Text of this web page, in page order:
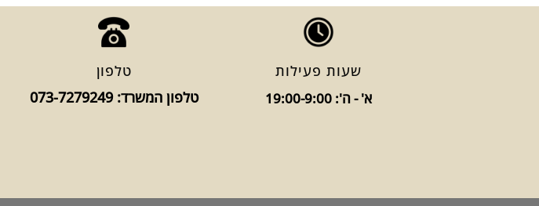
שעות פעילות
א' - ה': 19:00-9:00
טלפון
טלפון המשרד: 073-7279249